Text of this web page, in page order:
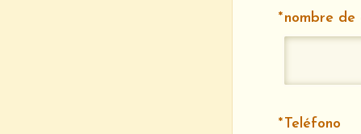
nombre de
Teléfono